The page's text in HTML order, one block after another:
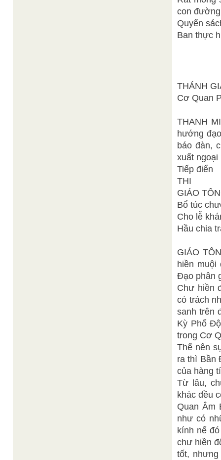
con
Quyển
Ban thực
THÁNH
Cơ Quan
THANH
hướng
báo đàn,
xuất ngoại
Tiếp điển
THI
GIÁO
Bổ túc
Cho lễ
Hầu chia
GIÁO
hiền
Đạo phân
Chư hiền
có trách
sanh trên
Kỳ Phổ
trong Cơ
Thế nên
ra thì Bần
của hàng
Từ lâu,
khác đều
Quan Âm
như có
kính nể
chư hiền
tốt,